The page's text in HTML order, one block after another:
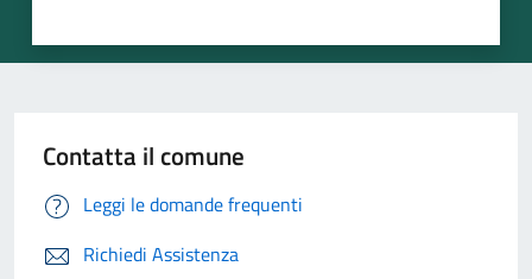
Contatta il comune
Leggi le domande frequenti
Richiedi Assistenza